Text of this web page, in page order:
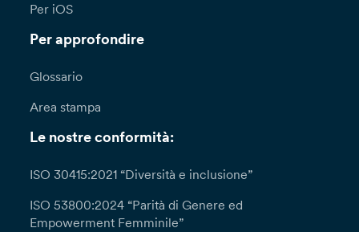
Per iOS
Per approfondire
Glossario
Area stampa
Le nostre conformità:
ISO 30415:2021 “Diversità e inclusione”
ISO 53800:2024 “Parità di Genere ed
Empowerment Femminile”